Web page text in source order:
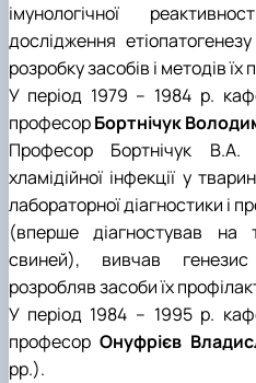
імунологічної
дослідження
розробку засобів і методів їх
У період 1979 – 1984 р.
професорБортнічук
Професор Бортнічук В.А.
хламідійної інфекції у
лабораторної діагностики і
(вперше діагностував на
свиней), вивчав генезис
розробляв засоби їх
У період 1984 – 1995 р.
професор Онуфрієв
рр.).